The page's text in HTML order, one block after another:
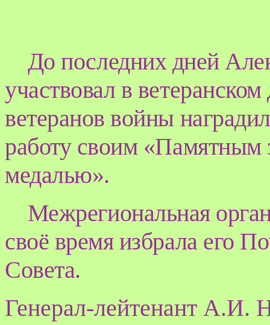
До последних дней
участвовал в
ветеранов войны
работу своим «Памятным
медалью».
Межрегиональная
своё время избрала его
Совета.
Генерал-лейтенант А.И.